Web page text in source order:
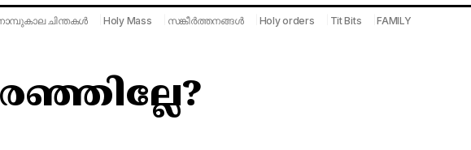
ചിന്തകൾ Holy Mass സങ്കീർത്തനങ്ങൾ Holy orders Tit Bits FAMILY